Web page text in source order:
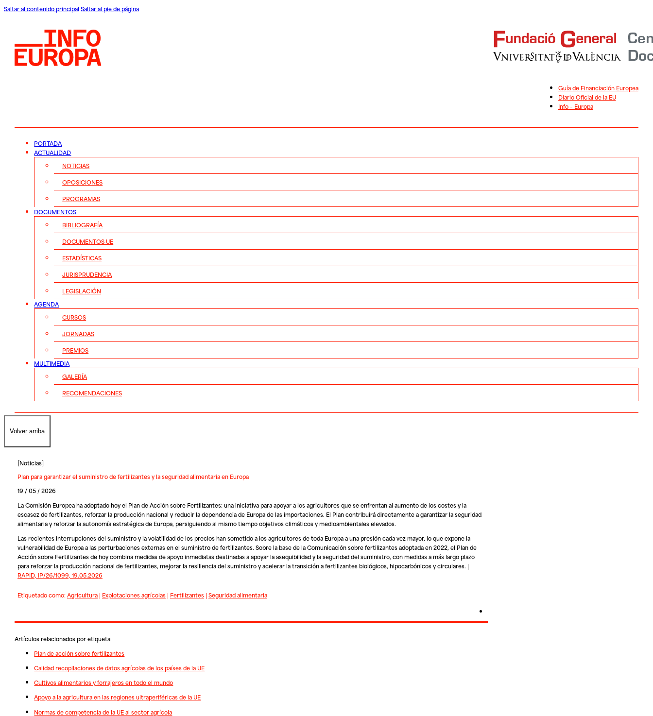
Saltar al contenido principal Saltar al pie de página
Guía de Financiación Europea
Diario Oficial de la EU
Info – Europa
PORTADA
ACTUALIDAD
NOTICIAS
OPOSICIONES
PROGRAMAS
DOCUMENTOS
BIBLIOGRAFÍA
DOCUMENTOS UE
ESTADÍSTICAS
JURISPRUDENCIA
LEGISLACIÓN
AGENDA
CURSOS
JORNADAS
PREMIOS
MULTIMEDIA
GALERÍA
RECOMENDACIONES
Volver arriba
[Noticias]
Plan para garantizar el suministro de fertilizantes y la seguridad alimentaria en Europa
19 / 05 / 2026
La Comisión Europea ha adoptado hoy el Plan de Acción sobre Fertilizantes: una iniciativa para apoyar a los agricultores que se enfrentan al aumento de los costes y la
escasez de fertilizantes, reforzar la producción nacional y reducir la dependencia de Europa de las importaciones. El Plan contribuirá directamente a garantizar la seguridad
alimentaria y reforzar la autonomía estratégica de Europa, persiguiendo al mismo tiempo objetivos climáticos y medioambientales elevados.
Las recientes interrupciones del suministro y la volatilidad de los precios han sometido a los agricultores de toda Europa a una presión cada vez mayor, lo que expone la
vulnerabilidad de Europa a las perturbaciones externas en el suministro de fertilizantes. Sobre la base de la Comunicación sobre fertilizantes adoptada en 2022, el Plan de
Acción sobre Fertilizantes de hoy combina medidas de apoyo inmediatas destinadas a apoyar la asequibilidad y la seguridad del suministro, con medidas a más largo plazo
para reforzar la producción nacional de fertilizantes, mejorar la resiliencia del suministro y acelerar la transición a fertilizantes biológicos, hipocarbónicos y circulares. |
RAPID, IP/26/1099, 19.05.2026
Etiquetado como:Agricultura| Explotaciones agrícolas| Fertilizantes| Seguridad alimentaria
Artículos relacionados por etiqueta
Plan de acción sobre fertilizantes
Calidad recopilaciones de datos agrícolas de los países de la UE
Cultivos alimentarios y forrajeros en todo el mundo
Apoyo a la agricultura en las regiones ultraperiféricas de la UE
Normas de competencia de la UE al sector agrícola